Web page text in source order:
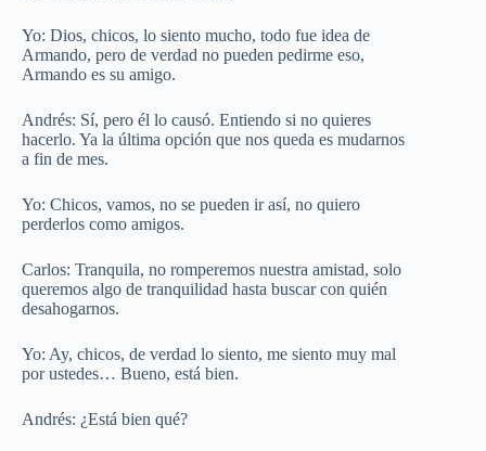
Yo: Dios, chicos, lo siento mucho, todo fue idea de
Armando, pero de verdad no pueden pedirme eso,
Armando es su amigo.
Andrés: Sí, pero él lo causó. Entiendo si no quieres
hacerlo. Ya la última opción que nos queda es mudarnos
a fin de mes.
Yo: Chicos, vamos, no se pueden ir así, no quiero
perderlos como amigos.
Carlos: Tranquila, no romperemos nuestra amistad, solo
queremos algo de tranquilidad hasta buscar con quién
desahogarnos.
Yo: Ay, chicos, de verdad lo siento, me siento muy mal
por ustedes… Bueno, está bien.
Andrés: ¿Está bien qué?